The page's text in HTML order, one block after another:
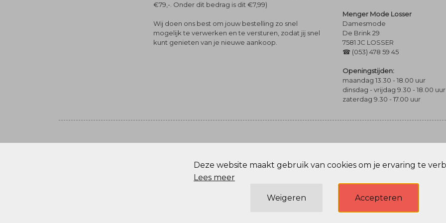
€79,-. Onder dit bedrag is dit €7,99)
Wij doen ons best om jouw bestelling zo snel
mogelijk te verwerken en te versturen, zodat jij snel
kunt genieten van je nieuwe aankoop.
Menger Mode Losser
Damesmode
De Brink 29
7581 JC LOSSER
☎ (053) 478 59 45
Openingstijden:
maandag 13.30 - 18.00 uur
dinsdag - vrijdag 9.30 - 18.00 uur
zaterdag 9.30 - 17.00 uur
Cookie statement Privacy Policy
Deze website maakt gebruik van cookies om je ervaring te
Lees meer
Weigeren Accepteren